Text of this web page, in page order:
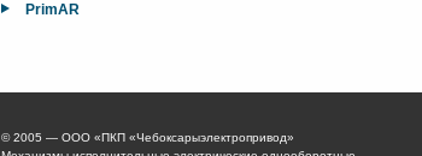
PrimAR
© 2005 — ООО «ПКП «Чебоксарыэлектропривод»